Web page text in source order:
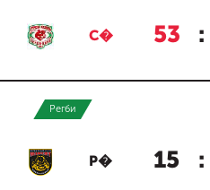
С� 53 :
Регби
Р� 15 :